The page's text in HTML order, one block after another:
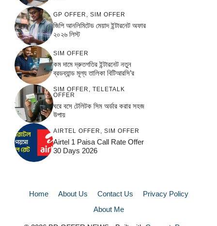
GP OFFER , SIM OFFER
জিপি আনলিমিটেড মেয়াদ ইন্টারনেট অফার
২০২৬ লিস্ট
SIM OFFER
কম দামে দ্রুতগতির ইন্টারনেট নতুন
ব্রডব্যান্ড মূল্য তালিকা বিটিআরসি’র
SIM OFFER , TELETALK
OFFER
ঘরে বসে টেলিটক সিম অর্ডার করার সহজ
উপায়
AIRTEL OFFER , SIM OFFER
Airtel 1 Paisa Call Rate Offer
30 Days 2026
Home About Us Contact Us
Privacy Policy
About Me